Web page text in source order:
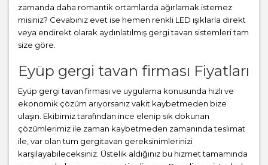
zamanda daha romantik ortamlarda ağırlamak istemez
misiniz? Cevabınız evet ise hemen renkli LED ışıklarla direkt
veya endirekt olarak aydınlatılmış gergi tavan sistemleri tam
size göre.
Eyüp gergi tavan firması Fiyatları
Eyüp gergi tavan firması ve uygulama konusunda hızlı ve
ekonomik çözüm arıyorsanız vakit kaybetmeden bize
ulaşın. Ekibimiz tarafından ince elenip sık dokunan
çözümlerimiz ile zaman kaybetmeden zamanında teslimat
ile, var olan tüm gergitavan gereksinimlerinizi
karşılayabileceksiniz. Üstelik aldığınız bu hizmet tamamında